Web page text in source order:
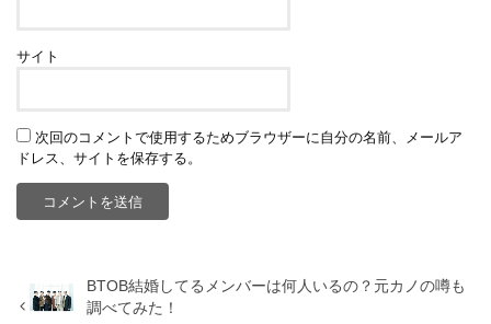
サイト
次回のコメントで使用するためブラウザーに自分の名前、メールア
ドレス、サイトを保存する。
BTOB結婚してるメンバーは何人いるの？元カノの噂も
調べてみた！